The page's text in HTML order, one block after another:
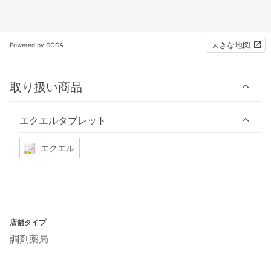
Powered by GOGA 大きな地図
取り扱い商品
エクエルタブレット
エクエル
店舗タイプ
調剤薬局